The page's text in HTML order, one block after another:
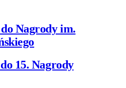
Nagrody im.
15. Nagrody